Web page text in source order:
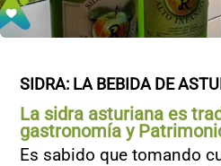
SIDRA: LA BEBIDA DE
La sidra asturiana es
gastronomía y
Es sabido que tomando